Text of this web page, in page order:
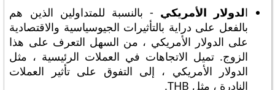
الدولار الأمريكي - بالنسبة للمتداولين الذين هم
بالفعل على دراية بالتأثيرات الجيوسياسية والاقتصادية
على الدولار الأمريكي ، من السهل التعرف على هذا
الزوج. تميل الاتجاهات في العملات الرئيسية ، مثل
الدولار الأمريكي ، إلى التفوق على تأثير العملات
النادرة ، مثل THB.